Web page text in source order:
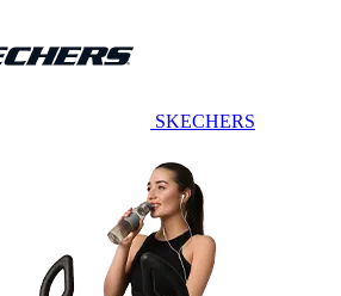
SKECHERS